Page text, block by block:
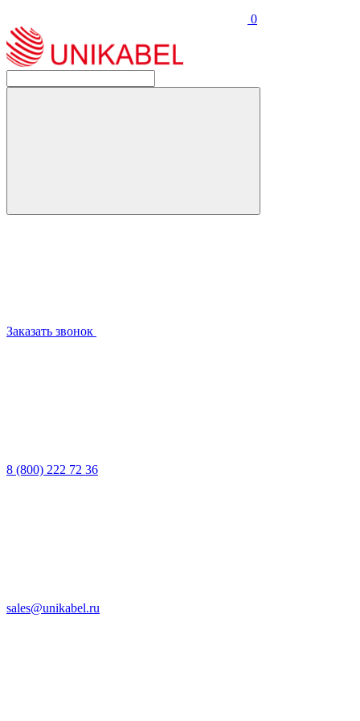
0
Заказать звонок
8 (800) 222 72 36
sales@unikabel.ru